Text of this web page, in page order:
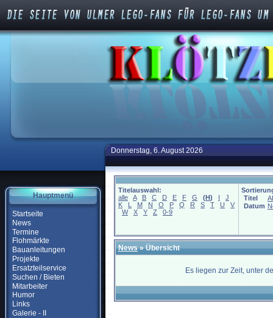
Hauptmenü
Startseite
News
Termine
Flohmärkte
Bauanleitungen
Projekte
Ersatzteilservice
Suchen / Bieten
Mitarbeiter
Humor
Links
Galerie - II
Donnerstag, 6. August 2026
Titelauswahl:
alle
A B C D E F G (H) I
J
K
L M N O P Q R S T U
V
W
X Y Z 0-9
Titel
Datum
News» Übersicht
Es liegen zur Zeit, unter